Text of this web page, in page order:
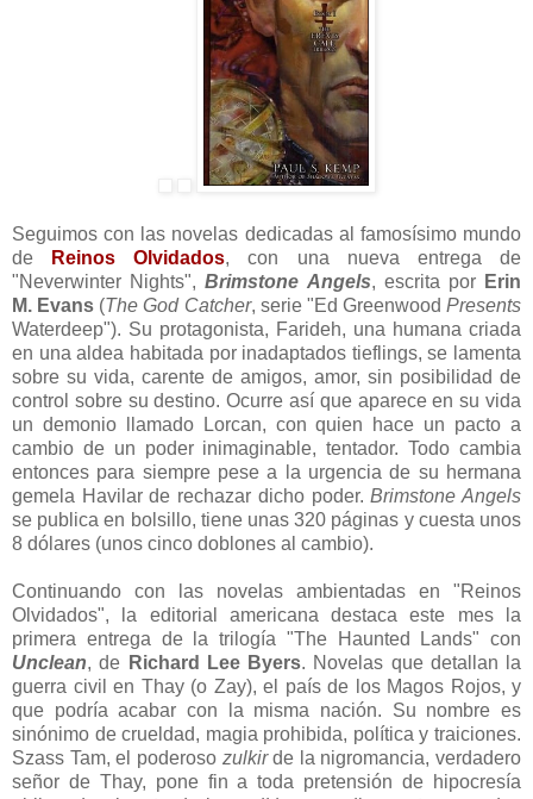
Seguimos con las novelas dedicadas al famosísimo mundo
de
Reinos Olvidados, con una nueva entrega de
"Neverwinter Nights",Brimstone Angels, escrita por Erin
M. Evans (The God Catcher, serie "Ed Greenwood Presents
Waterdeep"). Su protagonista, Farideh, una humana criada
en una aldea habitada por inadaptados tieflings, se lamenta
sobre su vida, carente de amigos, amor, sin posibilidad de
control sobre su destino. Ocurre así que aparece en su vida
un demonio llamado Lorcan, con quien hace un pacto a
cambio de un poder inimaginable, tentador. Todo cambia
entonces para siempre pese a la urgencia de su hermana
gemela Havilar de rechazar dicho poder.Brimstone Angels
se publica en bolsillo, tiene unas 320 páginas y cuesta unos
8 dólares (unos cinco doblones al cambio).
Continuando con las novelas ambientadas en "Reinos
Olvidados", la editorial americana destaca este mes la
primera entrega de la trilogía "The Haunted Lands" con
Unclean, de Richard Lee Byers. Novelas que detallan la
guerra civil en Thay (o Zay), el país de los Magos Rojos, y
que podría acabar con la misma nación. Su nombre es
sinónimo de crueldad, magia prohibida, política y traiciones.
Szass Tam, el poderoso zulkirde la nigromancia, verdadero
señor de Thay, pone fin a toda pretensión de hipocresía